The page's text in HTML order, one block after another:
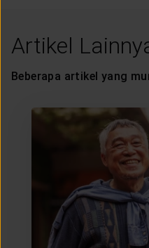
Artikel
Beberapa artikel yang